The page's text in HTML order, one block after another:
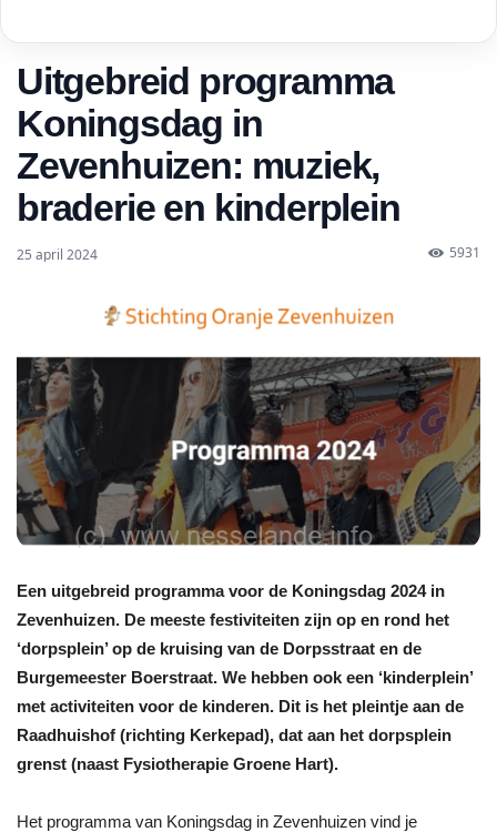
Uitgebreid programma
Koningsdag in
Zevenhuizen: muziek,
braderie en kinderplein
25 april 2024 5931
Een uitgebreid programma voor de Koningsdag 2024 in
Zevenhuizen. De meeste festiviteiten zijn op en rond het
‘dorpsplein’ op de kruising van de Dorpsstraat en de
Burgemeester Boerstraat. We hebben ook een ‘kinderplein’
met activiteiten voor de kinderen. Dit is het pleintje aan de
Raadhuishof (richting Kerkepad), dat aan het dorpsplein
grenst (naast Fysiotherapie Groene Hart).
Het programma van Koningsdag in Zevenhuizen vind je